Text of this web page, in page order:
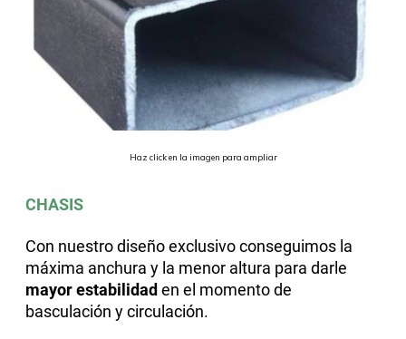
Haz click en la imagen para ampliar
CHASIS
Con nuestro diseño exclusivo conseguimos la
máxima anchura y la menor altura para darle
mayor estabilidad en el momento de
basculación y circulación.